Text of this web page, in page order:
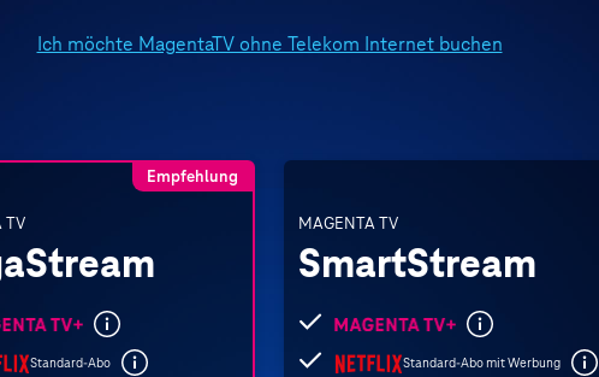
Ich möchte MagentaTV ohne Telekom Internet buchen
TV
Empfehlung
Standard-Abo
MAGENTA TV
Smart­Stream
Folgende
Leistungen
Standard-Abo mit Werbung